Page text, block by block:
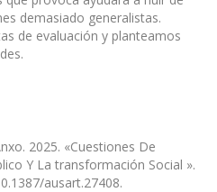
demasiado generalistas.
de evaluación y planteamos
2025. «Cuestiones De
Y La transformación Social ».
ausart.27408.